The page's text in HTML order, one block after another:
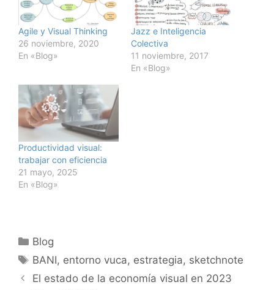
Agile y Visual Thinking
26 noviembre, 2020
En «Blog»
Jazz e Inteligencia
Colectiva
11 noviembre, 2017
En «Blog»
Productividad visual:
trabajar con eficiencia
21 mayo, 2025
En «Blog»
Categorías
Blog
Etiquetas
BANI, entorno vuca, estrategia, sketchnote
El estado de la economía visual en 2023